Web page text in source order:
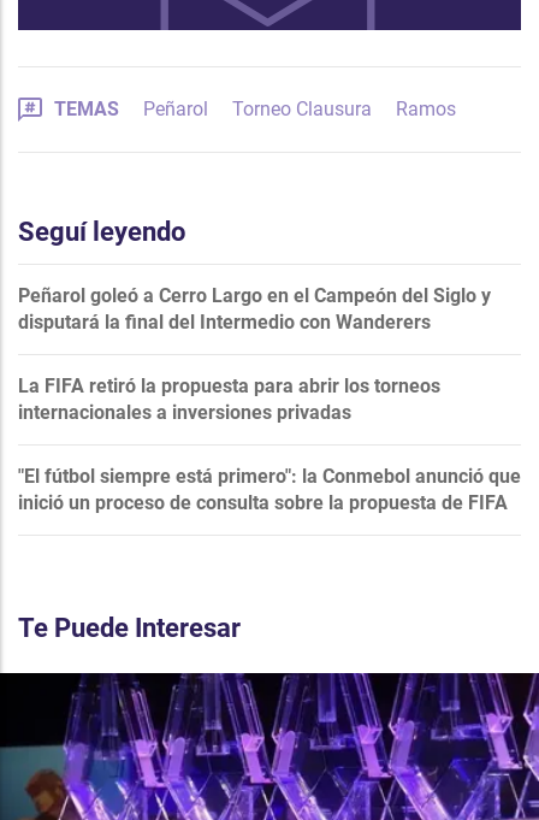
TEMAS Peñarol Torneo Clausura Ramos
Seguí leyendo
Peñarol goleó a Cerro Largo en el Campeón del Siglo y
disputará la final del Intermedio con Wanderers
La FIFA retiró la propuesta para abrir los torneos
internacionales a inversiones privadas
"El fútbol siempre está primero": la Conmebol anunció que
inició un proceso de consulta sobre la propuesta de FIFA
Te Puede Interesar